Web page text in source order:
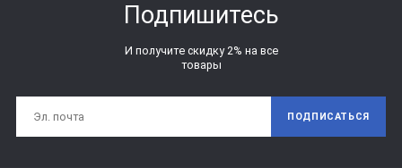
Подпишитесь
И получите скидку 2% на все
товары
ПОДПИСАТЬСЯ